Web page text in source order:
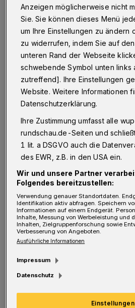
22.06.2015 , 13:32 Uhr Eine
Eine 56-jährige Mazda-
7.30 Uhr von der Höhe
Westring abbiegen.
75-jährigen Solingers, der
in Richtung Vohwinkel
zusammen.
Beide Fahrer kamen ins
abgeschleppt werden.
Anzeigen möglicherweise nicht
Sie. Sie können dieses Menü
um Ihre Einstellungen zu ändern
zu widerrufen, indem Sie auf
unteren Rand der Webseite
schwebende Symbol unten links
zutreffend]. Ihre Einstellungen
Website. Weitere Informationen
Datenschutzerklärung.
Ihre Zustimmung umfasst alle
rundschau.de-Seiten und
1 lit. a DSGVO auch die
des EWR, z.B. in den USA ein.
Wir und unsere Partner
Folgendes bereitzustellen:
Verwendung genauer Standortdaten.
Identifikation aktiv abfragen. Speichern
Informationen auf einem Endgerät.
Inhalte, Messung von Werbeleistung und
Inhalten, Zielgruppenforschung sowie
Verbesserung von Angeboten.
Ausführliche Informationen
Impressum
Datenschutz
Einstellungen